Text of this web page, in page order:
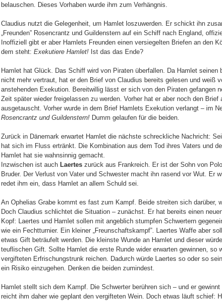
belauschen. Dieses Vorhaben wurde ihm zum Verhängnis.
Claudius nutzt die Gelegenheit, um Hamlet loszuwerden. Er schickt ihn
„Freunden” Rosencrantz und Guildenstern auf ein Schiff nach England,
Inoffiziell gibt er aber Hamlets Freunden einen versiegelten Briefen an den
dem steht: Exekutiere Hamlet! Ist das das Ende?
Hamlet hat Glück. Das Schiff wird von Piraten überfallen. Da Hamlet seinen
nicht mehr vertraut, hat er den Brief von Claudius bereits gelesen und weiß
anstehenden Exekution. Bereitwillig lässt er sich von den Piraten gefangen
Zeit später wieder freigelassen zu werden. Vorher hat er aber noch den Brief
ausgetauscht. Vorher wurde in dem Brief Hamlets Exekution verlangt – im
Rosencrantz und Guildenstern! Dumm gelaufen für die beiden.
Zurück in Dänemark erwartet Hamlet die nächste schreckliche Nachricht:
hat sich im Fluss ertränkt. Die Kombination aus dem Tod ihres Vaters und
Hamlet hat sie wahnsinnig gemacht.
Inzwischen ist auch Laertes zurück aus Frankreich. Er ist der Sohn von
Bruder. Der Verlust von Vater und Schwester macht ihn rasend vor Wut. Er
redet ihm ein, dass Hamlet an allem Schuld sei.
An Ophelias Grabe kommt es fast zum Kampf. Beide streiten sich darüber,
Doch Claudius schlichtet die Situation – zunächst. Er hat bereits einen
Kopf: Laertes und Hamlet sollen mit angeblich stumpfen Schwertern
wie ein Fechtturnier. Ein kleiner „Freunschaftskampf”. Laertes Waffe aber
etwas Gift beträufelt werden. Die kleinste Wunde an Hamlet und dieser
teuflischen Gift. Sollte Hamlet die erste Runde wider erwarten gewinnen, so
vergifteten Erfrischungstrunk reichen. Dadurch würde Laertes so oder so
ein Risiko einzugehen. Denken die beiden zumindest.
Hamlet stellt sich dem Kampf. Die Schwerter berühren sich – und er
reicht ihm daher wie geplant den vergifteten Wein. Doch etwas läuft schief: